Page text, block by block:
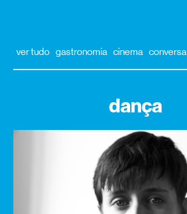
ver tudo gastronomia cinema conversa
dança